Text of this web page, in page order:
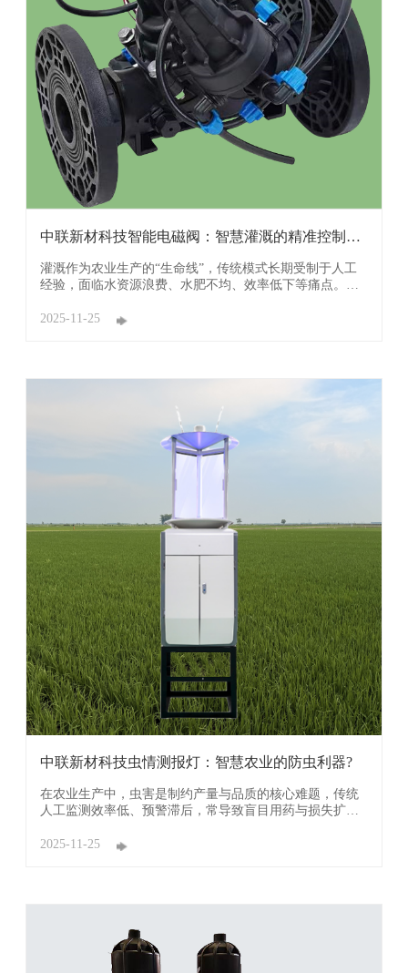
中联新材科技智能电磁阀：智慧灌溉的精准控制核
灌溉作为农业生产的“生命线”，传统模式长期受制于人工
经验，面临水资源浪费、水肥不均、效率低下等痛点。中
溉难题的关键设备，为农业精准化、智能化发展注入强劲
2025-11-25
中联新材科技虫情测报灯：智慧农业的防虫利器?
在农业生产中，虫害是制约产量与品质的核心难题，传统
人工监测效率低、预警滞后，常导致盲目用药与损失扩
农业虫害防控的关键支撑，为农业发展带来多方面革新性
2025-11-25